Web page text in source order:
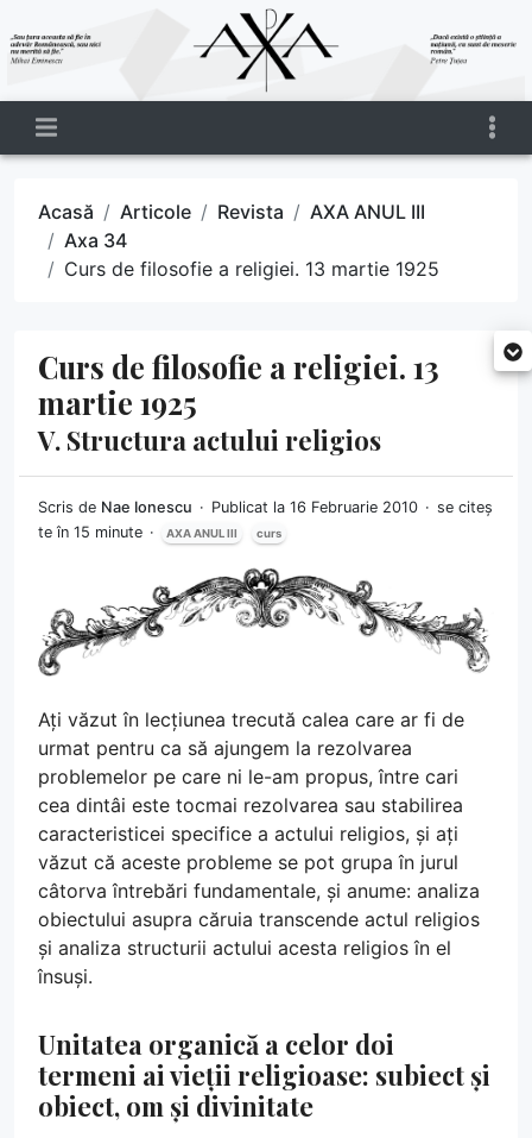
Acasă Articole Revista
AXA ANUL III
Axa 34
Curs de filosofie a religiei. 13 martie 1925
Curs de filosofie a religiei. 13
martie 1925
V. Structura actului religios
Scris de Nae Ionescu Publicat la 16 Februarie 2010
se citeș
te în 15 minute
AXA ANUL III curs
Ați văzut în lecțiunea trecută calea care ar fi de
urmat pentru ca să ajungem la rezolvarea
problemelor pe care ni le-am propus, între cari
cea dintâi este tocmai rezolvarea sau stabilirea
caracteristicei specifice a actului religios, și ați
văzut că aceste probleme se pot grupa în jurul
câtorva întrebări fundamentale, și anume: analiza
obiectului asupra căruia transcende actul religios
și analiza structurii actului acesta religios în el
însuși.
Unitatea organică a celor doi
termeni ai vieții religioase: subiect și
obiect, om și divinitate